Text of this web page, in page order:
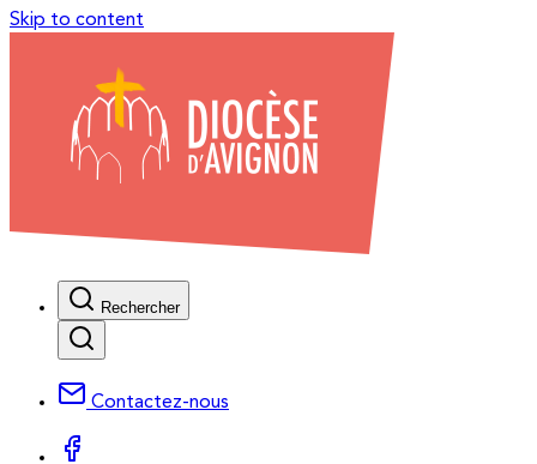
Skip to content
Rechercher
Contactez-nous